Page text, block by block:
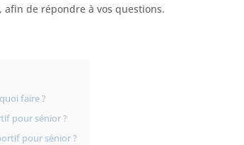
, afin de répondre à vos questions.
faire ?
pour sénior ?
pour sénior ?